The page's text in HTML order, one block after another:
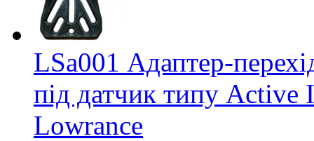
LSa001 Адаптер-
під датчик типу Active
Lowrance